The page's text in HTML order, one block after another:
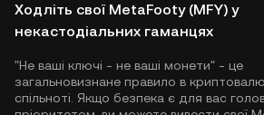
Ходліть свої MetaFooty (MFY) у
некастодіальних гаманцях
"Не ваші ключі - не ваші монети" - це
загальновизнане правило в
спільноті. Якщо безпека є для вас